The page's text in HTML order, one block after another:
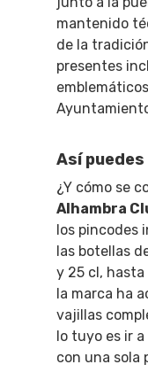
mantenido
de la
presentes
Así
¿Y cómo se
Alhambra
los pincodes
las botellas
y 25 cl,
la marca ha
vajillas
lo tuyo es ir
con una sola